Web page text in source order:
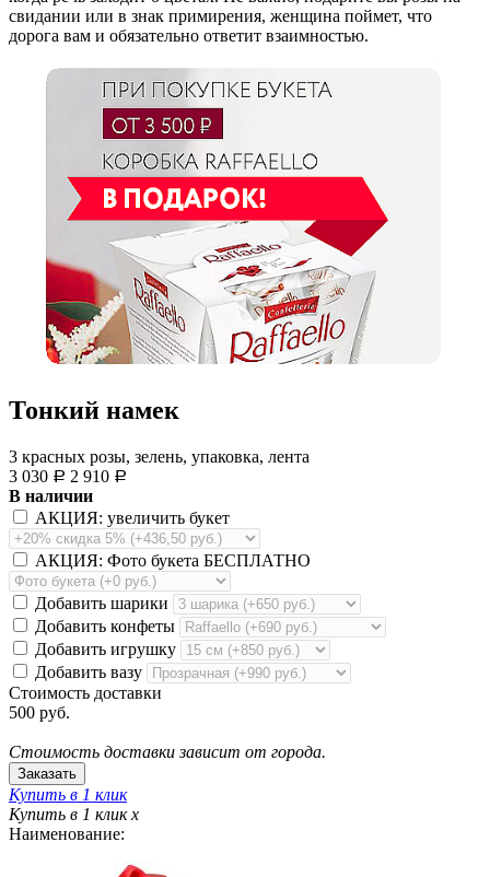
свидании или в знак примирения, женщина поймет, что
дорога вам и обязательно ответит взаимностью.
Тонкий намек
3 красных розы, зелень, упаковка, лента
3 030 Р 2 910 Р
В наличии
АКЦИЯ: увеличить букет
АКЦИЯ: Фото букета БЕСПЛАТНО
Добавить шарики
Добавить конфеты
Добавить игрушку
Добавить вазу
Стоимость доставки
500 руб.
Стоимость доставки зависит от города.
Купить в 1 клик
Купить в 1 клик x
Наименование: